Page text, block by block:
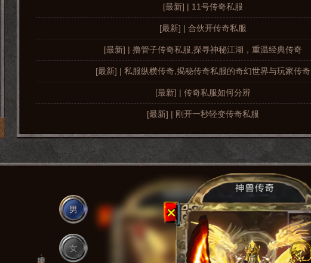
[最新] | 11号传奇私服
[最新] | 合伙开传奇私服
[最新] | 撸管子传奇私服,探寻神秘江湖，重温经典传奇
[最新] | 私服纵横传奇,揭秘传奇私服的奇幻世界与玩家传奇
[最新] | 传奇私服如何分辨
[最新] | 刚开一秒轻变传奇私服
上手难度：
男
女